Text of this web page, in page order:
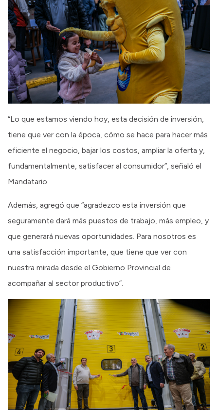
“Lo que estamos viendo hoy, esta decisión de inversión,
tiene que ver con la época, cómo se hace para hacer más
eficiente el negocio, bajar los costos, ampliar la oferta y,
fundamentalmente, satisfacer al consumidor”, señaló el
Mandatario.
Además, agregó que “agradezco esta inversión que
seguramente dará más puestos de trabajo, más empleo, y
que generará nuevas oportunidades. Para nosotros es
una satisfacción importante, que tiene que ver con
nuestra mirada desde el Gobierno Provincial de
acompañar al sector productivo”.